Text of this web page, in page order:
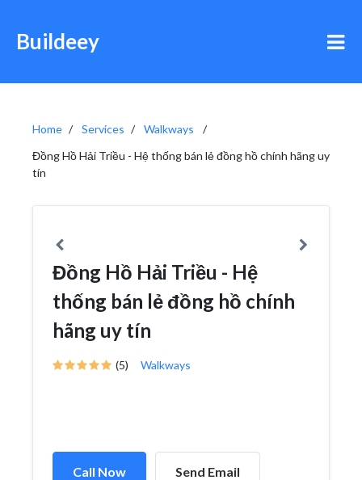
Buildeey
Home Services
Walkways
Đồng Hồ Hải Triều - Hệ thống bán lẻ đồng hồ chính hãng uy
tín
Đồng Hồ Hải Triều - Hệ
thống bán lẻ đồng hồ chính
hãng uy tín
(5) Walkways
Call Now Send Email